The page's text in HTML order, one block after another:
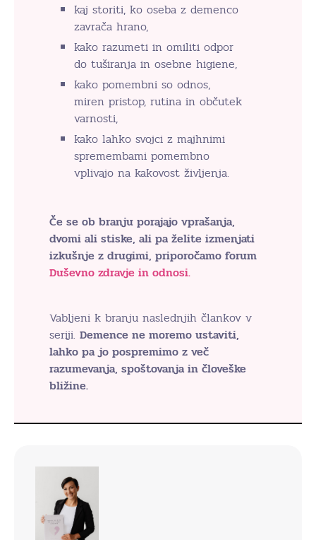
kaj storiti, ko oseba z demenco
zavrača hrano,
kako razumeti in omiliti odpor
do tuširanja in osebne higiene,
kako pomembni so odnos,
miren pristop, rutina in občutek
varnosti,
kako lahko svojci z majhnimi
spremembami pomembno
vplivajo na kakovost življenja.
Če se ob branju porajajo vprašanja,
dvomi ali stiske, ali pa želite izmenjati
izkušnje z drugimi, priporočamo forum
Duševno zdravje in odnosi.
Vabljeni k branju naslednjih člankov v
seriji. Demence ne moremo ustaviti,
lahko pa jo pospremimo z več
razumevanja, spoštovanja in človeške
bližine.